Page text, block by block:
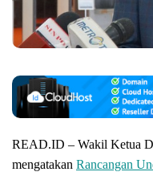
READ.ID – Wakil Ketua
mengatakan Rancangan